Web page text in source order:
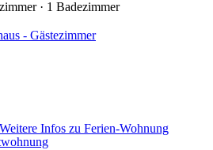
· 1 Badezimmer
- Gästezimmer
Weitere Infos zu Ferien-Wohnung